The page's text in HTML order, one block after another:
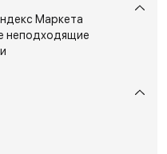
Маркета
неподходящие